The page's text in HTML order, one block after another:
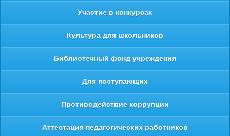
Участие в конкурсах
Культура для школьников
Библиотечный фонд учреждения
Для поступающих
Противодействие коррупции
Аттестация педагогических работников